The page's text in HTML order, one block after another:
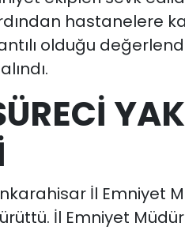
hastanelere
olduğu
İl Emniyet
İl Emniyet